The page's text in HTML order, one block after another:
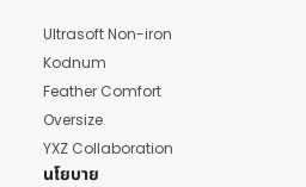
Ultrasoft Non-iron
Kodnum
Feather Comfort
Oversize
YXZ Collaboration
นโยบาย